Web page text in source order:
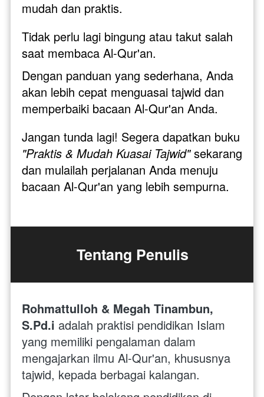
mudah dan praktis.
Tidak perlu lagi bingung atau takut salah
saat membaca Al-Qur'an.
Dengan panduan yang sederhana, Anda
akan lebih cepat menguasai tajwid dan
memperbaiki bacaan Al-Qur'an Anda.
"Praktis & Mudah Kuasai Tajwid" sekarang
dan mulailah perjalanan Anda menuju
bacaan Al-Qur'an yang lebih sempurna.
Tentang Penulis
Rohmattulloh & Megah Tinambun,
S.Pd.i adalah praktisi pendidikan Islam
yang memiliki pengalaman dalam
mengajarkan ilmu Al-Qur'an, khususnya
tajwid, kepada berbagai kalangan.